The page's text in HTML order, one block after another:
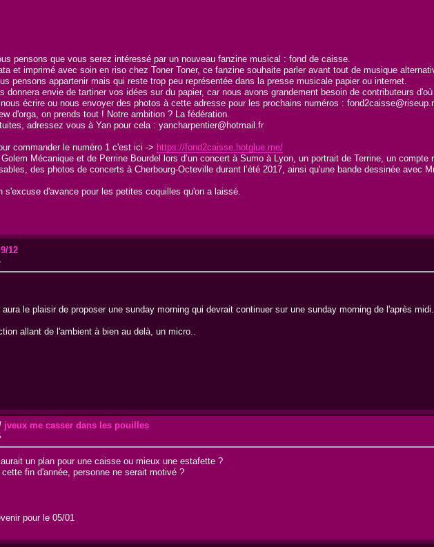
pensons que vous serez intéressé par un nouveau fanzine musical : fond de caisse.
et imprimé avec soin en riso chez Toner Toner, ce fanzine souhaite parler avant tout de musique
pensons appartenir mais qui reste trop peu représentée dans la presse musicale papier ou internet.
donnera envie de tartiner vos idées sur du papier, car nous avons grandement besoin de contributeurs
écrire ou nous envoyer des photos à cette adresse pour les prochains numéros :
d'orga, on prends tout ! Notre ambition ? La fédération.
adressez vous à Yan pour cela : yancharpentier@hotmail.fr
commander le numéro 1 c'est ici -> https://fond2caisse.hotglue.me/
Mécanique et de Perrine Bourdel lors d’un concert à Sumo à Lyon, un portrait de Terrine, un
des photos de concerts à Cherbourg-Octeville durant l’été 2017, ainsi qu'une bande dessinée avec
d'avance pour les petites coquilles qu'on a laissé.
12
le plaisir de proposer une sunday morning qui devrait continuer sur une sunday morning de l'après midi.
allant de l'ambient à bien au delà, un micro..
jveux me casser dans les pouilles
un plan pour une caisse ou mieux une estafette ?
fin d'année, personne ne serait motivé ?
pour le 05/01